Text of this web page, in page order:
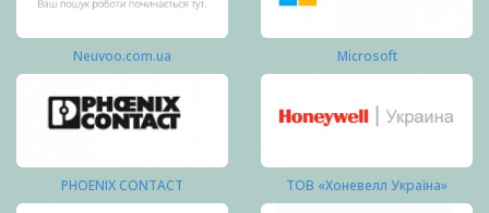
Neuvoo.com.ua Microsoft
PHOENIX CONTACT ТОВ «Хоневелл Україна»